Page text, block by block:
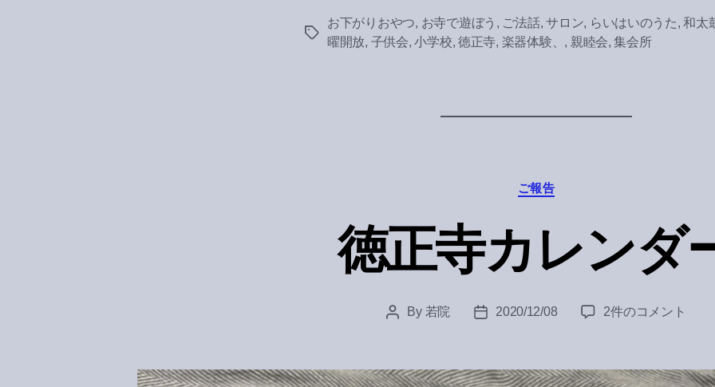
Tags
お下がりおやつ, お寺で遊ぼう , ご法話,サロン, らいはいのうた,和太
曜開放, 子供会,小学校,徳正寺, 楽器体験、 , 親睦会,集会所
Categories
ご報告
徳正寺カレンダ
PostBy 若院
Post2020/12/08
徳
カ
2件のコメント